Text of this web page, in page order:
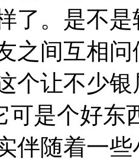
了。是不
之间互相
个让不少
可是个好东
伴随着一